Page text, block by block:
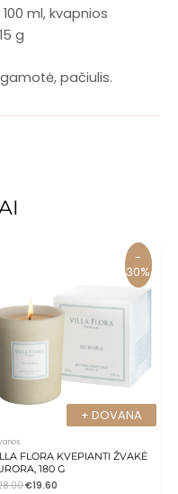
ml, kvapnios
g
pačiulis.
+ DOVANA
-
30%
+ DOVANA
-
30%
FLORA KVEPIANTI ŽVAKĖ
180 G
€19.60